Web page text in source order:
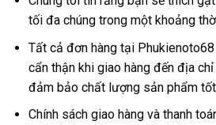
tối đa chúng trong một khoảng
Tất cả đơn hàng tại
cẩn thận khi giao hàng đến địa
đảm bảo chất lượng sản phẩm
Chính sách giao hàng và thanh